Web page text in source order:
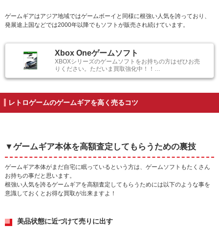
ゲームギアはアジア地域ではゲームボーイと同様に根強い人気を誇っており、
発展途上国などでは2000年以降でもソフトが販売され続けています。
Xbox Oneゲームソフト
XBOXシリーズのゲームソフトをお持ちの方はぜひお売
りください。ただいま買取強化中！！…
レトロゲームのゲームギアを高く売るコツ
▼ゲームギア本体を高額査定してもらうための裏技
ゲームギア本体がまだ自宅に眠っているという方は、ゲームソフトもたくさん
お持ちの事だと思います。
根強い人気を誇るゲームギアを高額査定してもらうためには以下のような事を
意識しておくとお得な買取が出来ますよ！
美品状態に近づけて売りに出す